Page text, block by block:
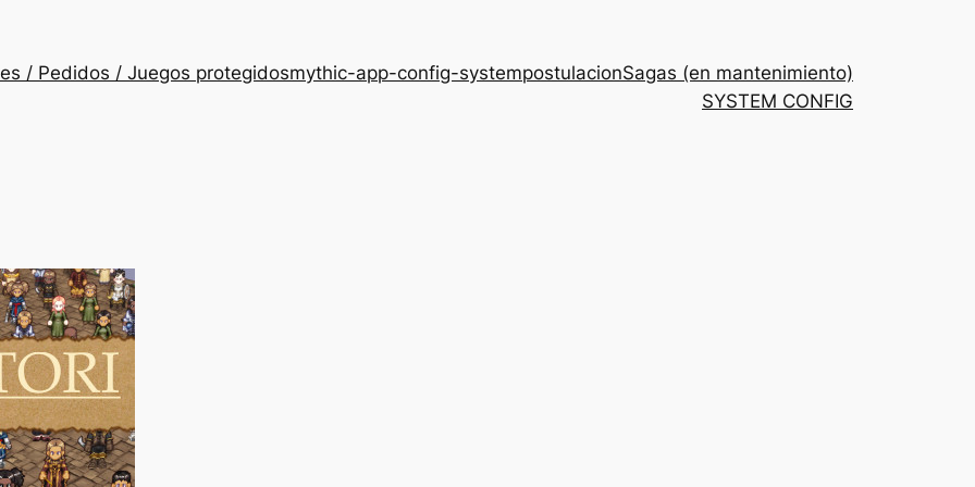
/ Pedidos / Juegos protegidosmythic-app-config-systempostulacionSagas (en mantenimiento)
SYSTEM CONFIG